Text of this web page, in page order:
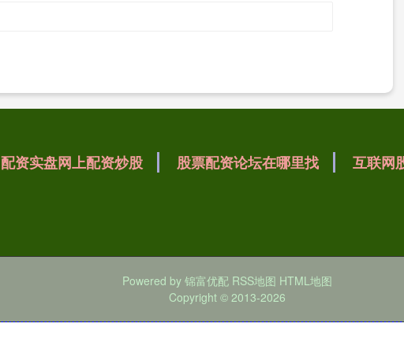
配资实盘网上配资炒股 股票配资论坛在哪里找 互联网
Powered by 锦富优配 RSS地图 HTML地图
Copyright © 2013-2026